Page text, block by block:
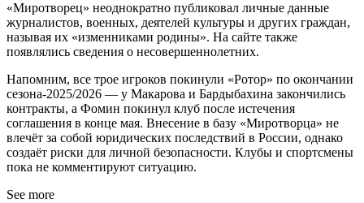
«Миротворец» неоднократно публиковал личные данные
журналистов, военных, деятелей культуры и других граждан,
называя их «изменниками родины». На сайте также
появлялись сведения о несовершеннолетних.
Напомним, все трое игроков покинули «Ротор» по окончании
сезона-2025/2026 — у Макарова и Бардыбахина закончились
контракты, а Фомин покинул клуб после истечения
соглашения в конце мая. Внесение в базу «Миротворца» не
влечёт за собой юридических последствий в России, однако
создаёт риски для личной безопасности. Клубы и спортсмены
пока не комментируют ситуацию.
See more